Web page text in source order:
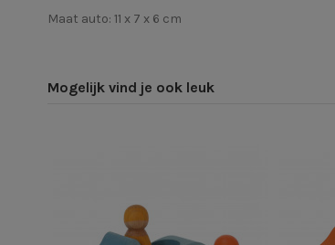
Maat auto: 11 x 7 x 6 cm
Mogelijk vind je ook leuk